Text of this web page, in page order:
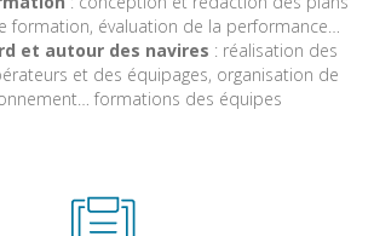
formation, évaluation de la performance…
et autour des navires : réalisation des
et des équipages, organisation de
formations des équipes